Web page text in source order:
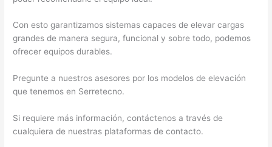
Con esto garantizamos sistemas capaces de elevar cargas
grandes de manera segura, funcional y sobre todo, podemos
ofrecer equipos durables.
Pregunte a nuestros asesores por los modelos de elevación
que tenemos en Serretecno.
Si requiere más información, contáctenos a través de
cualquiera de nuestras plataformas de contacto.